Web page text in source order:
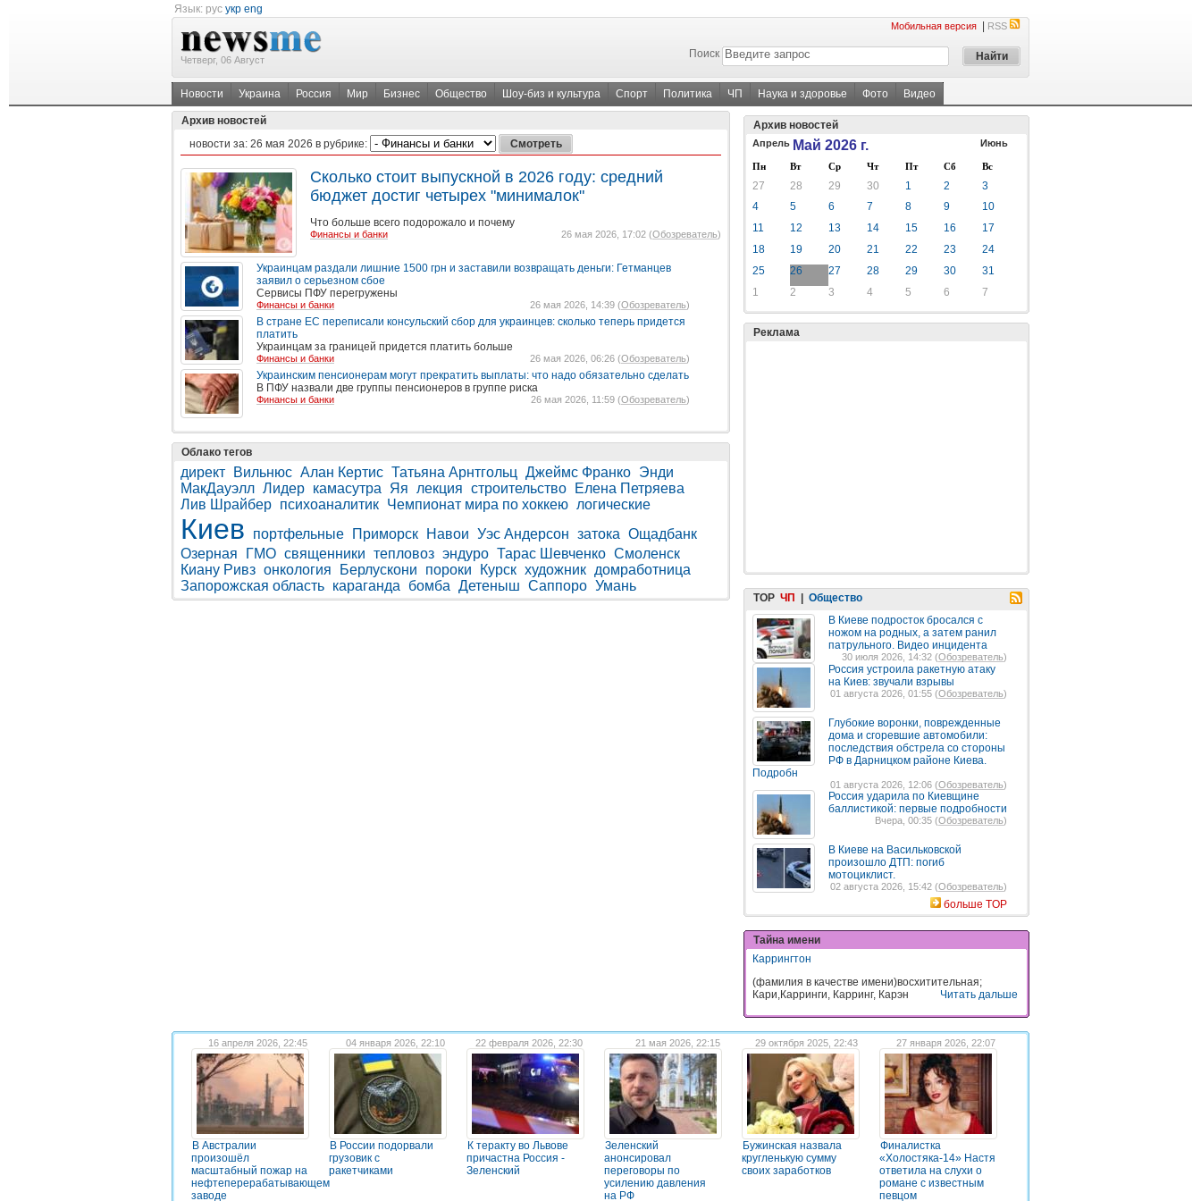
Язык: рус укр eng
Четверг, 06 Август
Мобильная версия RSS
Поиск
Новости Украина Россия Мир Бизнес Общество Шоу-биз и культура Спорт Политика ЧП Наука и здоровье Фото Видео
Архив новостей
новости за: 26 мая 2026 в рубрике:
Сколько стоит выпускной в 2026 году: средний
бюджет достиг четырех "минималок"
Что больше всего подорожало и почему
Финансы и банки 26 мая 2026, 17:02 (Обозреватель)
Украинцам раздали лишние 1500 грн и заставили возвращать деньги: Гетманцев
заявил о серьезном сбое
Сервисы ПФУ перегружены
Финансы и банки 26 мая 2026, 14:39 (Обозреватель)
В стране ЕС переписали консульский сбор для украинцев: сколько теперь придется
платить
Украинцам за границей придется платить больше
Финансы и банки 26 мая 2026, 06:26 (Обозреватель)
Украинским пенсионерам могут прекратить выплаты: что надо обязательно сделать
В ПФУ назвали две группы пенсионеров в группе риска
Финансы и банки 26 мая 2026, 11:59 (Обозреватель)
Облако тегов
директ Вильнюс Алан Кертис Татьяна Арнтгольц Джеймс Франко Энди
МакДауэлл Лидер камасутра Яя лекция строительство
Елена Петряева
Лив Шрайбер психоаналитик Чемпионат мира по хоккею логические
Киев портфельные Приморск Навои Уэс Андерсон затока Ощадбанк
Озерная
ГМО священники тепловоз эндуро Тарас Шевченко Смоленск
Киану Ривз онкология Берлускони пороки Курск художник домработница
Запорожская область караганда бомба Детеныш Саппоро Умань
Архив новостей
Апрель Май 2026 г. Июнь
Пн Вт Ср Чт Пт Сб Вс
27 28 29 30 1 2
3
4
5 6 7 8 9
10
11
12 13 14 15 16
17
18
19 20 21 22 23
24
25
26 27 28 29 30
31
1
2 3 4 5 6 7
Реклама
TOP ЧП
Общество
В Киеве подросток бросался с
ножом на родных, а затем ранил
патрульного. Видео инцидента
30 июля 2026, 14:32 (Обозреватель)
Россия устроила ракетную атаку
на Киев: звучали взрывы
01 августа 2026, 01:55 (Обозреватель)
Глубокие воронки, поврежденные
дома и сгоревшие автомобили:
последствия обстрела со стороны
РФ в Дарницком районе Киева.
Подробн
01 августа 2026, 12:06 (Обозреватель)
Россия ударила по Киевщине
баллистикой: первые подробности
Вчера, 00:35 (Обозреватель)
В Киеве на Васильковской
произошло ДТП: погиб
мотоциклист.
02 августа 2026, 15:42 (Обозреватель)
больше TOP
Тайна имени
Каррингтон
(фамилия в качестве имени)восхитительная;
Кари,Карринги, Карринг, Карэн
Читать дальше
16 апреля 2026, 22:45
В Австралии
произошёл
масштабный пожар на
нефтеперерабатывающем
заводе
04 января 2026, 22:10
В России подорвали
грузовик с
ракетчиками
22 февраля 2026, 22:30
К теракту во Львове
причастна Россия -
Зеленский
21 мая 2026, 22:15
Зеленский
анонсировал
переговоры по
усилению давления
на РФ
29 октября 2025, 22:43
Бужинская назвала
кругленькую сумму
своих заработков
27 января 2026, 22:07
Финалистка
«Холостяка-14» Настя
ответила на слухи о
романе с известным
певцом